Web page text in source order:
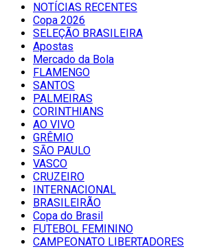
NOTÍCIAS RECENTES
Copa 2026
SELEÇÃO BRASILEIRA
Apostas
Mercado da Bola
FLAMENGO
SANTOS
PALMEIRAS
CORINTHIANS
AO VIVO
GRÊMIO
SĀO PAULO
VASCO
CRUZEIRO
INTERNACIONAL
BRASILEIRÃO
Copa do Brasil
FUTEBOL FEMININO
CAMPEONATO LIBERTADORES